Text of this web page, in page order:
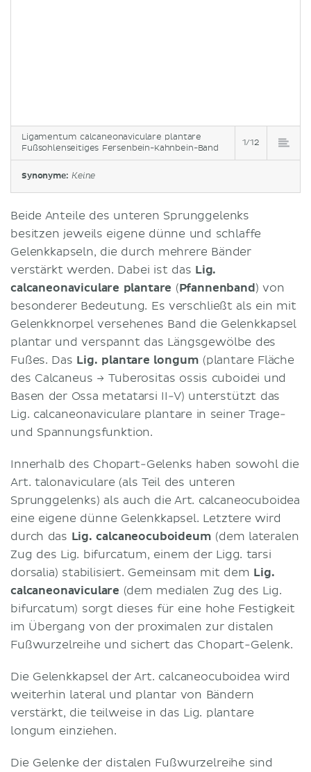
Ligamentum calcaneonaviculare plantare
Fußsohlenseitiges Fersenbein-Kahnbein-Band
1/12
Synonyme: Keine
Beide Anteile des unteren Sprunggelenks
besitzen jeweils eigene dünne und schlaffe
Gelenkkapseln, die durch mehrere Bänder
verstärkt werden. Dabei ist das Lig.
calcaneonaviculare plantare (Pfannenband) von
besonderer Bedeutung. Es verschließt als ein mit
Gelenkknorpel versehenes Band die Gelenkkapsel
plantar und verspannt das Längsgewölbe des
Fußes. Das Lig. plantare longum (plantare Fläche
des Calcaneus → Tuberositas ossis cuboidei und
Basen der Ossa metatarsi II-V) unterstützt das
Lig. calcaneonaviculare plantare in seiner Trage-
und Spannungsfunktion.
Innerhalb des Chopart-Gelenks haben sowohl die
Art. talonaviculare (als Teil des unteren
Sprunggelenks) als auch die Art. calcaneocuboidea
eine eigene dünne Gelenkkapsel. Letztere wird
durch das Lig. calcaneocuboideum (dem lateralen
Zug des Lig. bifurcatum, einem der Ligg. tarsi
dorsalia) stabilisiert. Gemeinsam mit dem Lig.
calcaneonaviculare (dem medialen Zug des Lig.
bifurcatum) sorgt dieses für eine hohe Festigkeit
im Übergang von der proximalen zur distalen
Fußwurzelreihe und sichert das Chopart-Gelenk.
Die Gelenkkapsel der Art. calcaneocuboidea wird
weiterhin lateral und plantar von Bändern
verstärkt, die teilweise in das Lig. plantare
longum einziehen.
Die Gelenke der distalen Fußwurzelreihe sind